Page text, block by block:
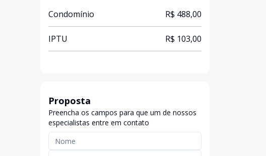
Condomínio R$ 488,00
IPTU R$ 103,00
Proposta
Preencha os campos para que um de nossos
especialistas entre em contato